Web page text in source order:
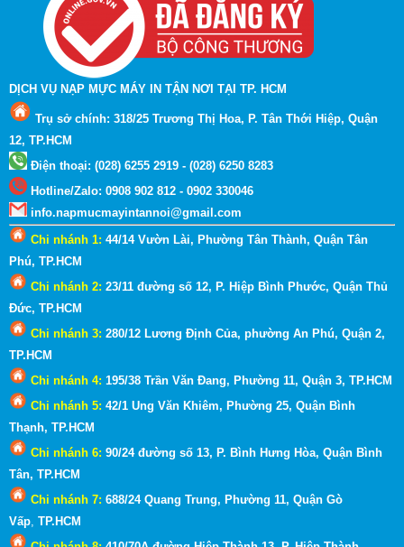
DỊCH VỤ NẠP MỰC MÁY IN TẬN NƠI TẠI TP. HCM
Trụ sở chính: 318/25 Trương Thị Hoa, P. Tân Thới Hiệp, Quận
12, TP.HCM
Điện thoại: (028) 6255 2919 - (028) 6250 8283
Hotline/Zalo: 0908 902 812 - 0902 330046
info.napmucmayintannoi@gmail.com
Chi nhánh 1: 44/14 Vườn Lài, Phường Tân Thành, Quận Tân
Phú, TP.HCM
Chi nhánh 2: 23/11 đường số 12, P. Hiệp Bình Phước, Quận Thủ
Đức, TP.HCM
Chi nhánh 3: 280/12 Lương Định Của, phường An Phú, Quận 2,
TP.HCM
Chi nhánh 4: 195/38 Trần Văn Đang, Phường 11, Quận 3, TP.HCM
Chi nhánh 5: 42/1 Ung Văn Khiêm, Phường 25, Quận Bình
Thạnh, TP.HCM
Chi nhánh 6: 90/24 đường số 13, P. Bình Hưng Hòa, Quận Bình
Tân, TP.HCM
Chi nhánh 7: 688/24 Quang Trung, Phường 11, Quận Gò
Vấp, TP.HCM